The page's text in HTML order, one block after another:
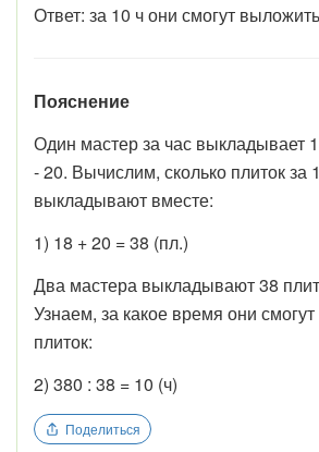
Ответ: за 10 ч они смогут
Пояснение
Один мастер за час выкладывает
- 20. Вычислим, сколько плиток за
выкладывают вместе:
1) 18 + 20 = 38 (пл.)
Два мастера выкладывают 38
Узнаем, за какое время они
плиток:
2) 380 : 38 = 10 (ч)
Поделиться